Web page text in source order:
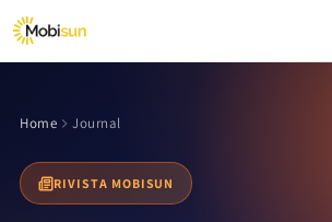
direttamente
ai contenuti
Home Journal
RIVISTA MOBISUN